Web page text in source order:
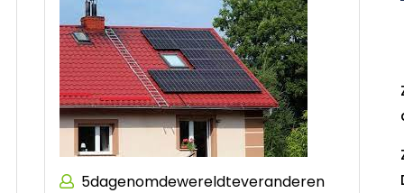
5dagenomdewereldteveranderen